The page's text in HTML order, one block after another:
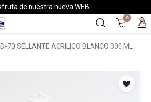
de nuestra nueva WEB
0
70 SELLANTE ACRILICO BLANCO 300 ML